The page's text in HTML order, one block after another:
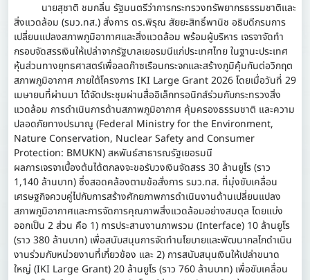
นายสุชาติ ชมกลิ่น รัฐมนตรีว่าการกระทรวงทรัพยากรธรรมชาติและ
สิ่งแวดล้อม (รมว.ทส.) สั่งการ ดร.พิรุณ สัยยะสิทธิ์พานิช อธิบดีกรมการ
เปลี่ยนแปลงสภาพภูมิอากาศและสิ่งแวดล้อม พร้อมผู้บริหาร เจรจาจัดทำ
กรอบจัดสรรเงินให้เปล่าจากรัฐบาลเยอรมนีแก่ประเทศไทย ในฐานะประเทศ
หุ้นส่วนทางยุทธศาสตร์เพื่อลดก๊าซเรือนกระจกและสร้างภูมิคุ้มกันต่อวิกฤต
สภาพภูมิอากาศ ภายใต้โครงการ IKI Large Grant 2026 โดยเมื่อวันที่ 29
เมษายนที่ผ่านมา ได้จัดประชุมผ่านสื่ออิเล็กทรอนิกส์ร่วมกับกระทรวงสิ่ง
แวดล้อม การดำเนินการด้านสภาพภูมิอากาศ คุ้มครองธรรมชาติ และความ
ปลอดภัยทางปรมาณู (Federal Ministry for the Environment,
Nature Conservation, Nuclear Safety and Consumer
Protection: BMUKN) สหพันธ์สาธารณรัฐเยอรมนี
ผลการเจรจาเบื้องต้นได้ตกลงจะขอรับวงเงินจัดสรร 30 ล้านยูโร (ราว
1,140 ล้านบาท) ซึ่งสอดคล้องตามข้อสั่งการ รมว.ทส. ที่มุ่งขับเคลื่อน
เศรษฐกิจควบคู่ไปกับการสร้างศักยภาพการดำเนินงานด้านเปลี่ยนแปลง
สภาพภูมิอากาศและการจัดการคุณภาพสิ่งแวดล้อมอย่างสมดุล โดยแบ่ง
ออกเป็น 2 ส่วน คือ 1) การประสานงานภาพรวม (Interface) 10 ล้านยูโร
(ราว 380 ล้านบาท) เพื่อสนับสนุนการจัดทำนโยบายและพัฒนากลไกดำเนิน
งานร่วมกับหน่วยงานที่เกี่ยวข้อง และ 2) การสนับสนุนเงินให้เปล่าขนาด
ใหญ่ (IKI Large Grant) 20 ล้านยูโร (ราว 760 ล้านบาท) เพื่อขับเคลื่อน